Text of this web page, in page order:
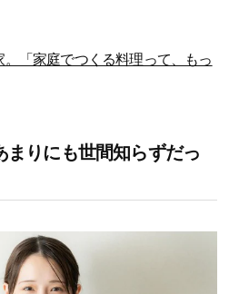
「家庭でつくる料理って、もっ
まりにも世間知らずだっ